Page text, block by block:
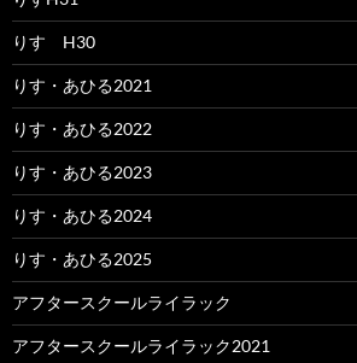
りす H30
りす・あひる2021
りす・あひる2022
りす・あひる2023
りす・あひる2024
りす・あひる2025
アフタースクールライラック
アフタースクールライラック2021